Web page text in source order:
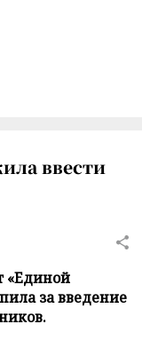
ввести
«Единой
за введение